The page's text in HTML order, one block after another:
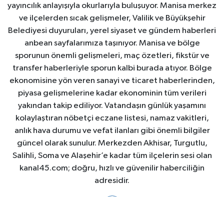
yayıncılık anlayışıyla okurlarıyla buluşuyor. Manisa merkez
ve ilçelerden sıcak gelişmeler, Valilik ve Büyükşehir
Belediyesi duyuruları, yerel siyaset ve gündem haberleri
anbean sayfalarımıza taşınıyor. Manisa ve bölge
sporunun önemli gelişmeleri, maç özetleri, fikstür ve
transfer haberleriyle sporun kalbi burada atıyor. Bölge
ekonomisine yön veren sanayi ve ticaret haberlerinden,
piyasa gelişmelerine kadar ekonominin tüm verileri
yakından takip ediliyor. Vatandaşın günlük yaşamını
kolaylaştıran nöbetçi eczane listesi, namaz vakitleri,
anlık hava durumu ve vefat ilanları gibi önemli bilgiler
güncel olarak sunulur. Merkezden Akhisar, Turgutlu,
Salihli, Soma ve Alaşehir’e kadar tüm ilçelerin sesi olan
kanal45.com; doğru, hızlı ve güvenilir haberciliğin
adresidir.